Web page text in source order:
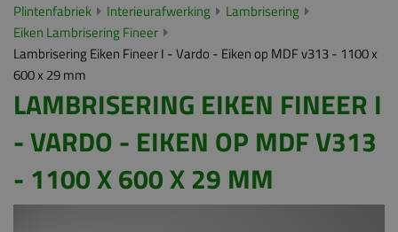
Plintenfabriek Interieurafwerking
Lambrisering
Eiken Lambrisering Fineer
Lambrisering Eiken Fineer I - Vardo - Eiken op MDF v313 - 1100 x
600 x 29 mm
LAMBRISERING EIKEN FINEER I
- VARDO - EIKEN OP MDF V313
- 1100 X 600 X 29 MM